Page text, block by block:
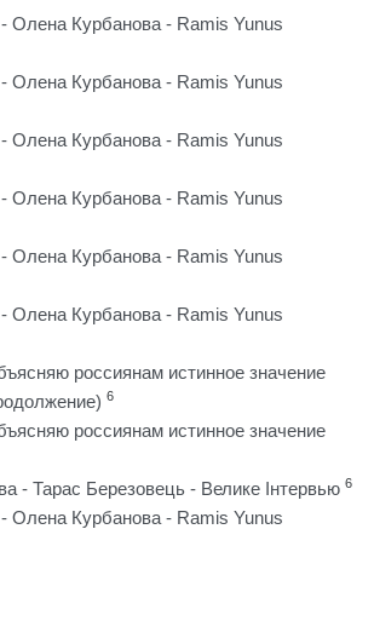
Олена Курбанова - Ramis Yunus
Олена Курбанова - Ramis Yunus
Олена Курбанова - Ramis Yunus
Олена Курбанова - Ramis Yunus
Олена Курбанова - Ramis Yunus
Олена Курбанова - Ramis Yunus
россиянам истинное значение
6
россиянам истинное значение
- Тарас Березовець - Велике Інтервью 6
Олена Курбанова - Ramis Yunus